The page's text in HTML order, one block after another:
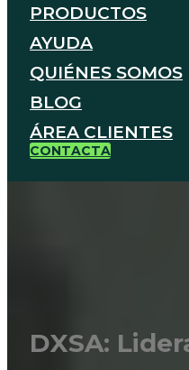
PRODUCTOS
AYUDA
QUIÉNES SOMOS
BLOG
ÁREA CLIENTES
CONTACTA
DXSA: